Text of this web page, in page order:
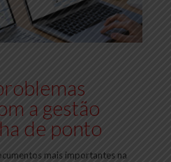
a gestão
de ponto
mais importantes na